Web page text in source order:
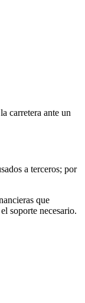
carretera ante un
a terceros; por
que
soporte necesario.